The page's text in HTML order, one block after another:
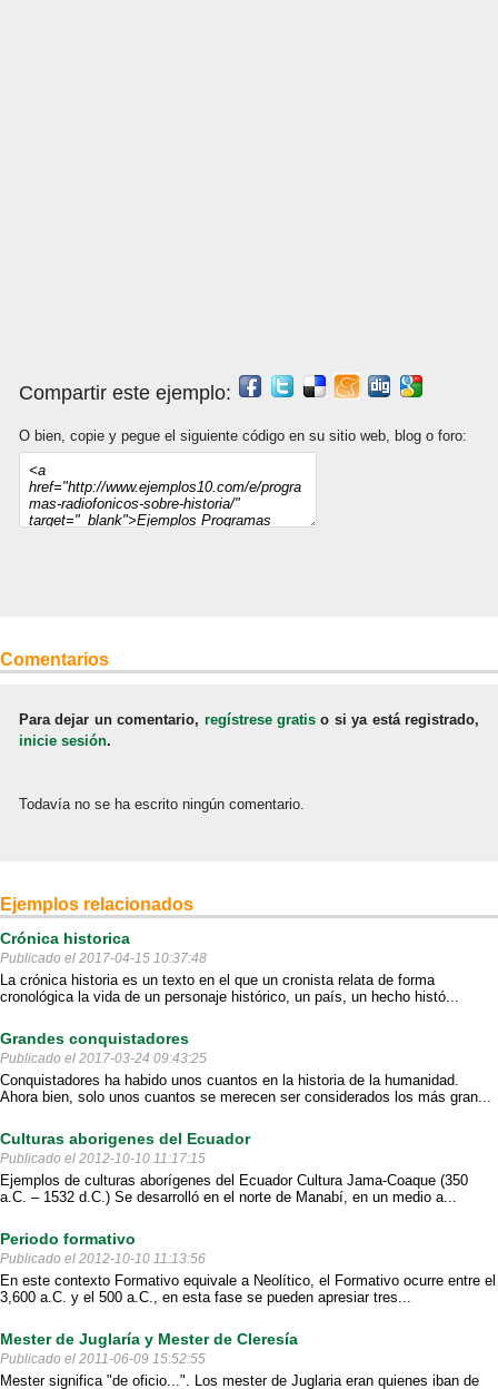
Compartir este ejemplo:
O bien, copie y pegue el siguiente código en su sitio web, blog o foro:
Comentarios
Para dejar un comentario, regístrese gratis o si ya está registrado,
inicie sesión.
Todavía no se ha escrito ningún comentario.
Ejemplos relacionados
Crónica historica
Publicado el 2017-04-15 10:37:48
La crónica historia es un texto en el que un cronista relata de forma
cronológica la vida de un personaje histórico, un país, un hecho histó...
Grandes conquistadores
Publicado el 2017-03-24 09:43:25
Conquistadores ha habido unos cuantos en la historia de la humanidad.
Ahora bien, solo unos cuantos se merecen ser considerados los más gran...
Culturas aborigenes del Ecuador
Publicado el 2012-10-10 11:17:15
Ejemplos de culturas aborígenes del Ecuador Cultura Jama-Coaque (350
a.C. – 1532 d.C.) Se desarrolló en el norte de Manabí, en un medio a...
Periodo formativo
Publicado el 2012-10-10 11:13:56
En este contexto Formativo equivale a Neolítico, el Formativo ocurre entre el
3,600 a.C. y el 500 a.C., en esta fase se pueden apresiar tres...
Mester de Juglaría y Mester de Cleresía
Publicado el 2011-06-09 15:52:55
Mester significa "de oficio...". Los mester de Juglaria eran quienes iban de